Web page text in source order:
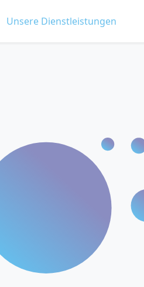
Unsere Dienstleistungen